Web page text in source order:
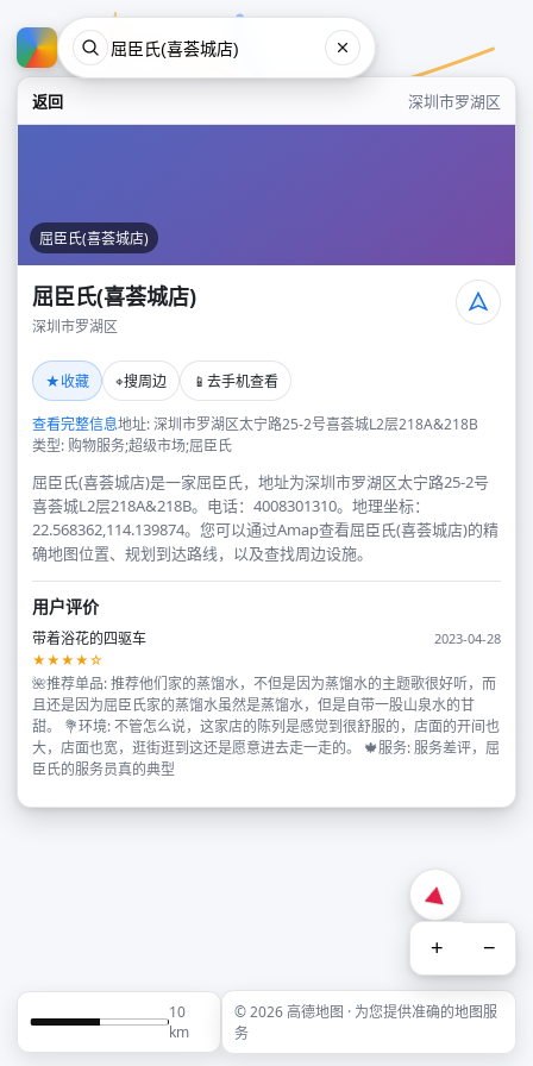
返回 深圳市罗湖区
屈臣氏(喜荟城店)
屈臣氏(喜荟城店)
深圳市罗湖区
★收藏 ⌖搜周边 📱 去手机查看
查看完整信息地址: 深圳市罗湖区太宁路25-2号喜荟城L2层218A&218B
类型: 购物服务;超级市场;屈臣氏
屈臣氏(喜荟城店)是一家屈臣氏，地址为深圳市罗湖区太宁路25-2号
喜荟城L2层218A&218B。电话：4008301310。地理坐标：
22.568362,114.139874。您可以通过Amap查看屈臣氏(喜荟城店)的精
确地图位置、规划到达路线，以及查找周边设施。
用户评价
带着浴花的四驱车
2023-04-28
★★★★☆
🌺推荐单品: 推荐他们家的蒸馏水，不但是因为蒸馏水的主题歌很好听，而
且还是因为屈臣氏家的蒸馏水虽然是蒸馏水，但是自带一股山泉水的甘
甜。 💐环境: 不管怎么说，这家店的陈列是感觉到很舒服的，店面的开间也
大，店面也宽，逛街逛到这还是愿意进去走一走的。 🍁服务: 服务差评，屈
臣氏的服务员真的典型
+ −
10
km
© 2026 高德地图 · 为您提供准确的地图服
务